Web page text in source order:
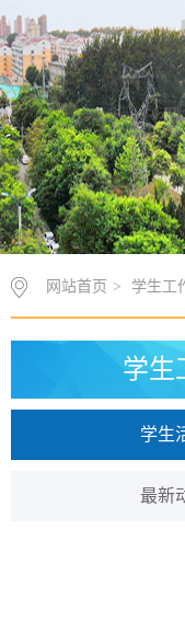
网站首页 > 学生工
学生
学生
最新